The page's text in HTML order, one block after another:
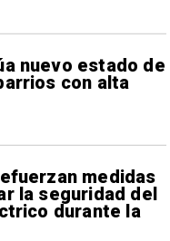
nuevo estado de
con alta
medidas
la seguridad del
durante la